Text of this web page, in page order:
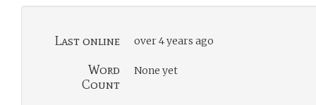
Last online over 4 years ago
Word
Count
None yet